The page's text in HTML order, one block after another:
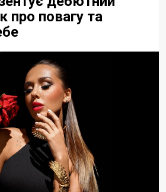
про повагу та